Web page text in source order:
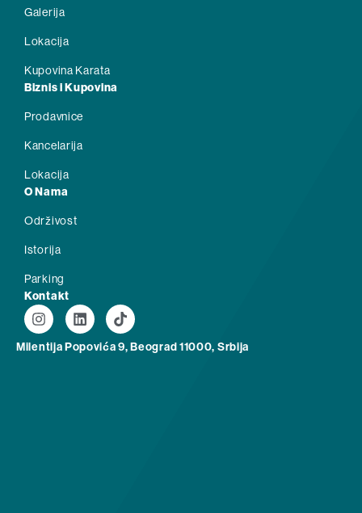
Galerija
Lokacija
Kupovina Karata
Biznis i Kupovina
Prodavnice
Kancelarija
Lokacija
O Nama
Održivost
Istorija
Parking
Kontakt
Milentija Popovića 9, Beograd 11000, Srbija